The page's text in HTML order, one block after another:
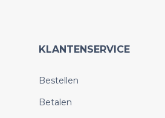
KLANTENSERVICE
Bestellen
Betalen